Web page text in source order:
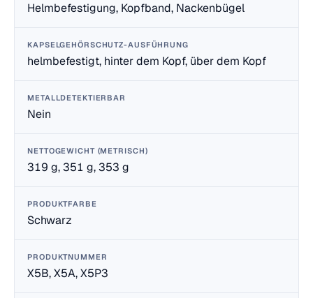
Helmbefestigung, Kopfband, Nackenbügel
KAPSELGEHÖRSCHUTZ-AUSFÜHRUNG
helmbefestigt, hinter dem Kopf, über dem Kopf
METALLDETEKTIERBAR
Nein
NETTOGEWICHT (METRISCH)
319 g, 351 g, 353 g
PRODUKTFARBE
Schwarz
PRODUKTNUMMER
X5B, X5A, X5P3